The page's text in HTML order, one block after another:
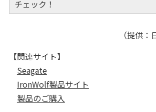
チェック！
（提供：
【関連サイト】
Seagate
IronWolf製品サイト
製品のご購入